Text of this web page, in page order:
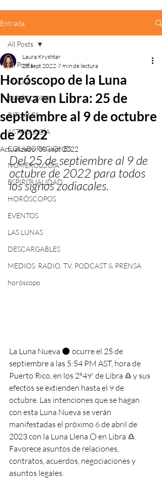
Entrada
All Posts
MAGIA
TARÓSCOPO
RITUALES
ASTROLOGÍA
COLABORACIONES
NUMEROLOGÍA
ESPIRITUALIDAD
HORÓSCOPOS
EVENTOS
LAS LUNAS
DESCARGABLES
MEDIOS: RADIO, TV, PODCAST & PRENSA
horóscopo
All Posts
Horóscopo de la Luna
Nueva en Libra: 25 de
septiembre al 9 de octubre
de 2022
Laura Kryshtar
25 sept 2022 7 min de lectura
Actualizado:30 sept 2022
Del 25 de septiembre al 9 de
octubre de 2022 para todos
los signos zodiacales.
La Luna Nueva 🌑 ocurre el 25 de
septiembre a las 5:54 PM AST, hora de
Puerto Rico, en los 2º49' de Libra ♎️ y sus
efectos se extienden hasta el 9 de
octubre. Las intenciones que se hagan
con esta Luna Nueva se verán
manifestadas el próximo 6 de abril de
2023 con la Luna Llena 🌕 en Libra ♎️.
Favorece asuntos de relaciones,
contratos, acuerdos, negociaciones y
asuntos legales.